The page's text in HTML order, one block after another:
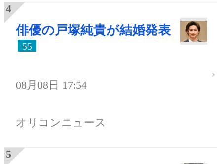
俳優の戸塚純貴が結婚発表
55
08月08日 17:54
オリコンニュース